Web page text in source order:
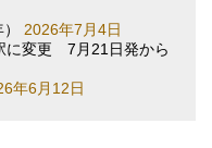
2026年7月4日
に変更 7月21日発から
年6月12日